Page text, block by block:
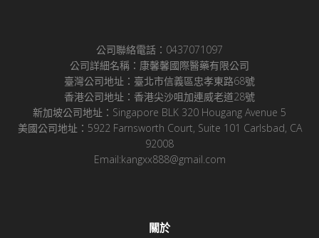
公司聯絡電話：0437071097
公司詳細名稱：康馨馨國際醫藥有限公司
臺灣公司地址：臺北市信義區忠孝東路68號
香港公司地址：香港尖沙咀加連威老道28號
新加坡公司地址：Singapore BLK 320 Hougang Avenue 5
美國公司地址：5922 Farnsworth Court, Suite 101 Carlsbad, CA
92008
Email:kangxx888@gmail.com
關於